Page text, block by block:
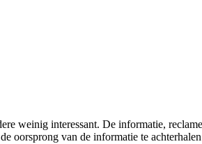
weinig interessant. De informatie,
oorsprong van de informatie te